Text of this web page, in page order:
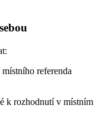
referenda
k rozhodnutí v místním